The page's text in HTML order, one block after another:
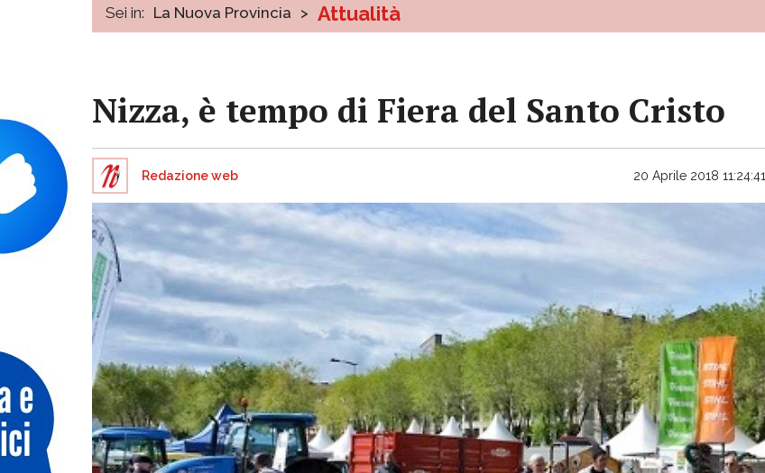
Sei in: La Nuova Provincia > Attualità
Nizza, è tempo di Fiera del Santo Cristo
Redazione web 20 Aprile 2018 11:24:41